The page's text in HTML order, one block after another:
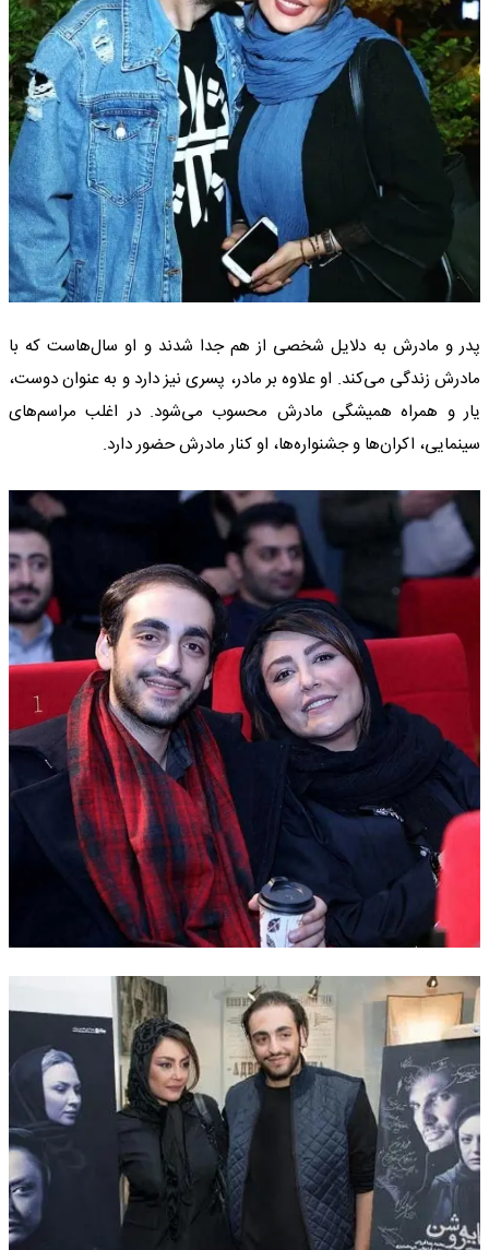
پدر و مادرش به دلایل شخصی از هم جدا شدند و او سال‌هاست که با
مادرش زندگی می‌کند. او علاوه بر مادر، پسری نیز دارد و به عنوان دوست،
یار و همراه همیشگی مادرش محسوب می‌شود. در اغلب مراسم‌های
سینمایی، اکران‌ها و جشنواره‌ها، او کنار مادرش حضور دارد.